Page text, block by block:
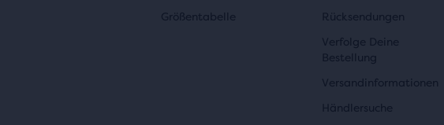
Größentabelle
Rücksendungen
Verfolge Deine
Bestellung
Versandinformationen
Händlersuche